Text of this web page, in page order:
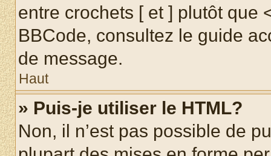
entre crochets [ et ] plutôt que
BBCode, consultez le guide
de message.
Haut
» Puis-je utiliser le HTML?
Non, il n’est pas possible de